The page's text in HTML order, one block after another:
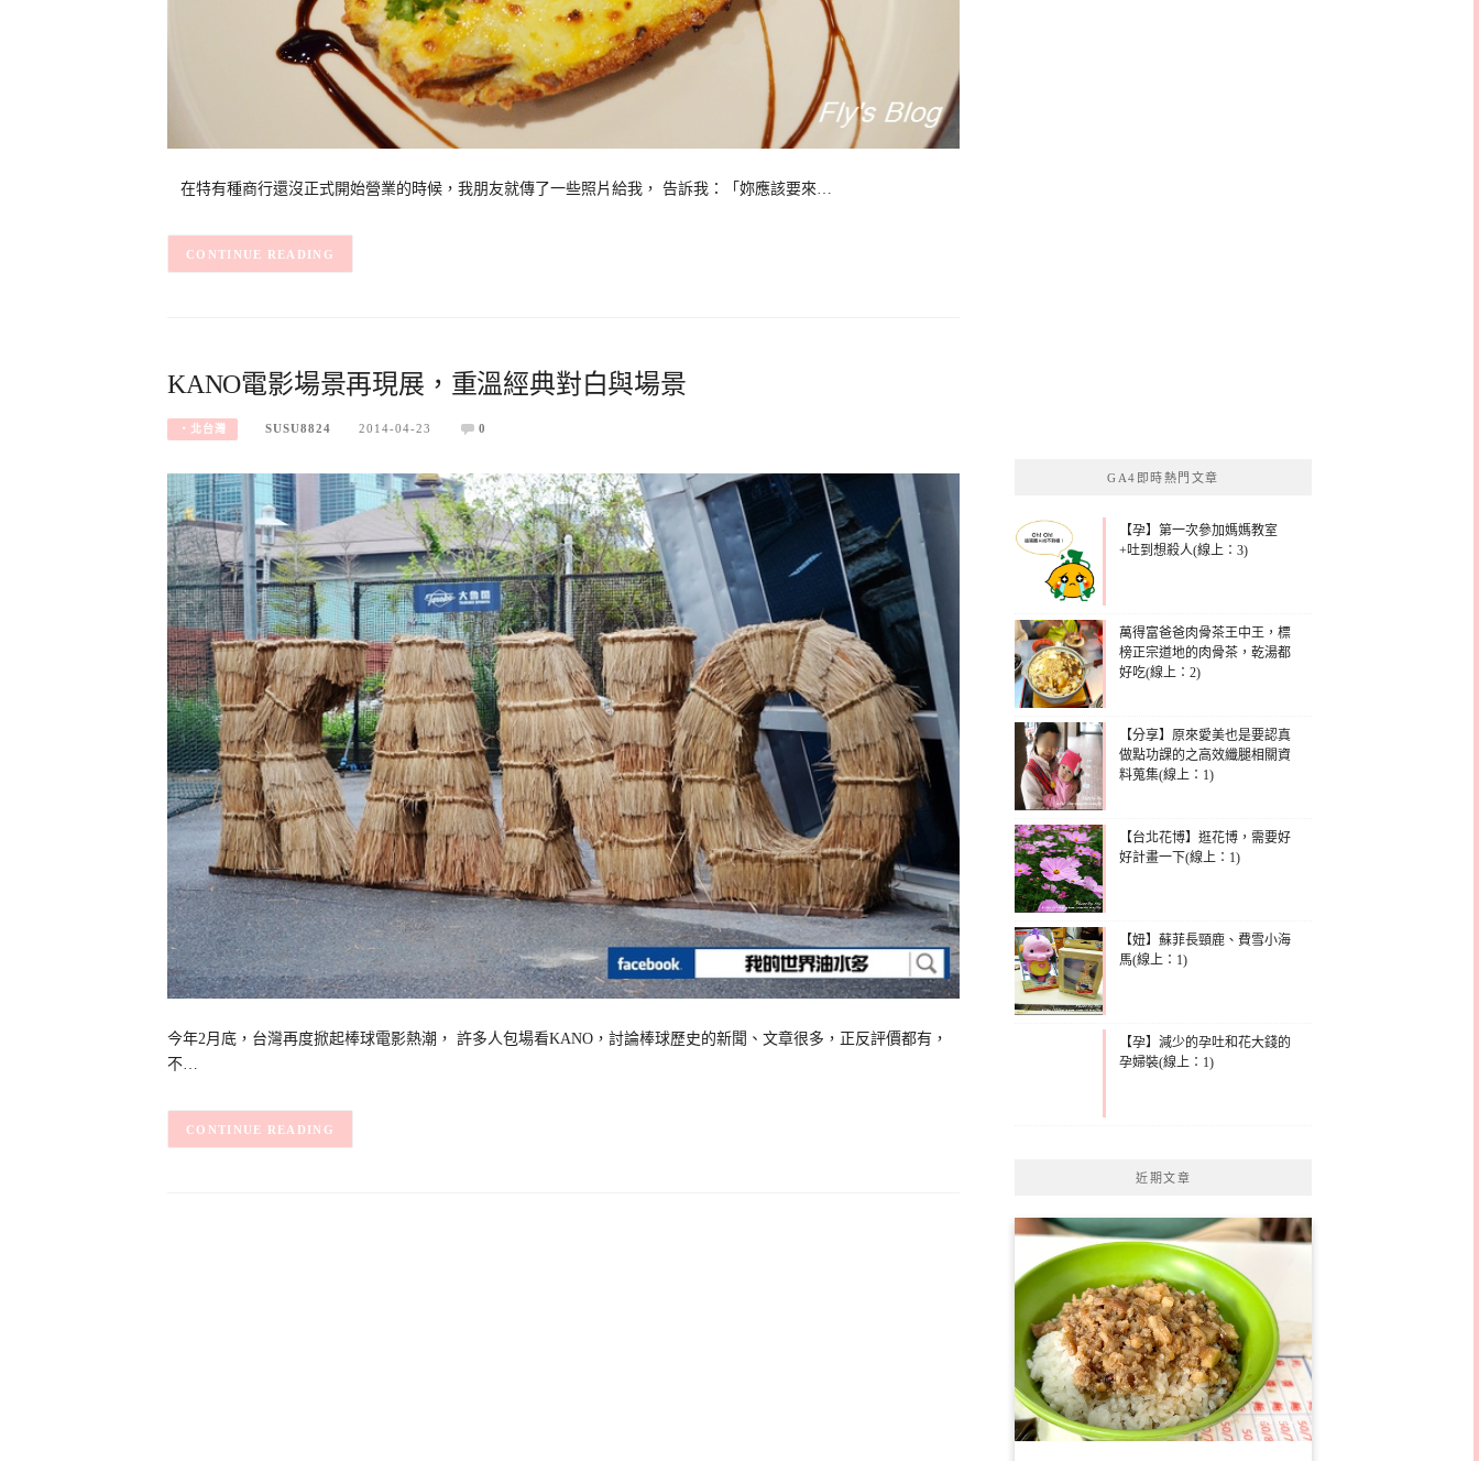
在特有種商行還沒正式開始營業的時候，我朋友就傳了一些照片給我， 告訴我：「妳應該要來…
CONTINUE READING
KANO電影場景再現展，重溫經典對白與場景
‧北台灣 SUSU8824 2014-04-23 0
今年2月底，台灣再度掀起棒球電影熱潮， 許多人包場看KANO，討論棒球歷史的新聞、文章很多，正反評價都有，
不…
CONTINUE READING
GA4即時熱門文章
【孕】第一次參加媽媽教室
+吐到想殺人(線上：3)
萬得富爸爸肉骨茶王中王，標
榜正宗道地的肉骨茶，乾湯都
好吃(線上：2)
【分享】原來愛美也是要認真
做點功課的之高效纖腿相關資
料蒐集(線上：1)
【台北花博】逛花博，需要好
好計畫一下(線上：1)
【妞】蘇菲長頸鹿、費雪小海
馬(線上：1)
【孕】減少的孕吐和花大錢的
孕婦裝(線上：1)
近期文章